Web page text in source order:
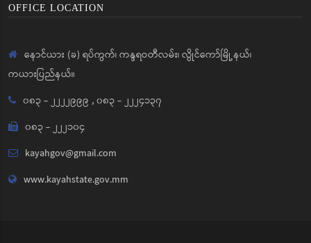
OFFICE LOCATION
နောင်ယား (ခ) ရပ်ကွက်၊ ကန္ဒရဝတီလမ်း၊ လွိုင်ကော်မြို့နယ်၊
ကယားပြည်နယ်။
၀၈၃ - ၂၂၂၂၉၉၉ ,၀၈၃ - ၂၂၂၄၁၃၇
၀၈၃ - ၂၂၂၁၀၄
kayahgov@gmail.com
www.kayahstate.gov.mm